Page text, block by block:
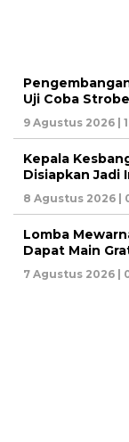
Uji Coba
9 Agustus 2026 |
Kepala
Disiapkan Jadi
8 Agustus 2026 |
Lomba
Dapat Main
7 Agustus 2026 |